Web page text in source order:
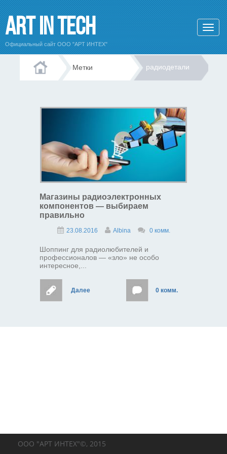
Art In Tech
Официальный сайт ООО "АРТ ИНТЕХ"
Метки радиодетали
Магазины радиоэлектронных
компонентов — выбираем
правильно
23.08.2016 Albina 0 комм.
Шоппинг для радиолюбителей и
профессионалов — «зло» не особо
интересное,...
Далее 0 комм.
ООО "АРТ ИНТЕХ"©, 2015